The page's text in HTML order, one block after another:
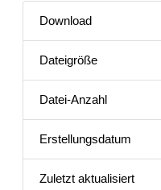
Download
Dateigröße
Datei-Anzahl
Erstellungsdatum
Zuletzt aktualisiert